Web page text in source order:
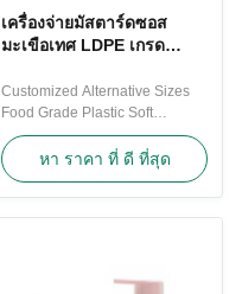
เครื่องจ่ายมัสตาร์ดซอส
มะเขือเทศ LDPE เกรด
พร้อมฝา
Customized Alternative Sizes
Food Grade Plastic Soft
Squeeze Sauce Bottle
Dispenser With Cap Molded for
new design welcome ! We have
different shapes models
squeeze bottle for sauce , oil ,
,suitable for personal or small
หา ราคา ที่ ดี ที่สุด